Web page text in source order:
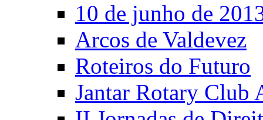
10 de junho de
Arcos de Valdevez
Roteiros do Futuro
Jantar Rotary Club